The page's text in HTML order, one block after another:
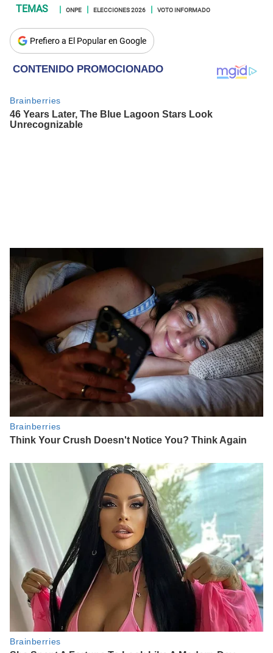
ONPE ELECCIONES 2026 VOTO INFORMADO
Prefiero a El Popular en Google